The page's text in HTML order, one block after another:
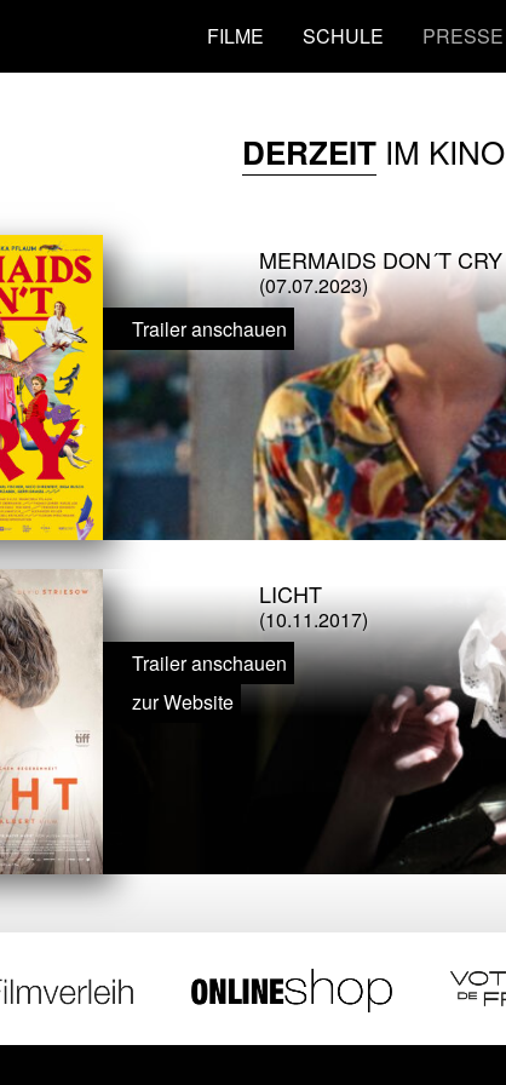
FILME SCHULE PRESSE
DERZEITIM KINO
MERMAIDS DON´T CRY
(07.07.2023)
Trailer anschauen
LICHT
(10.11.2017)
Trailer anschauen
zur Website